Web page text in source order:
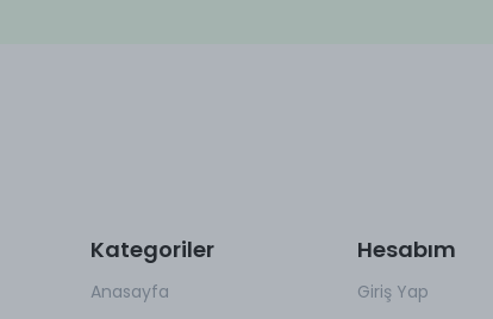
Kategoriler
Anasayfa
Hesabım
Giriş Yap